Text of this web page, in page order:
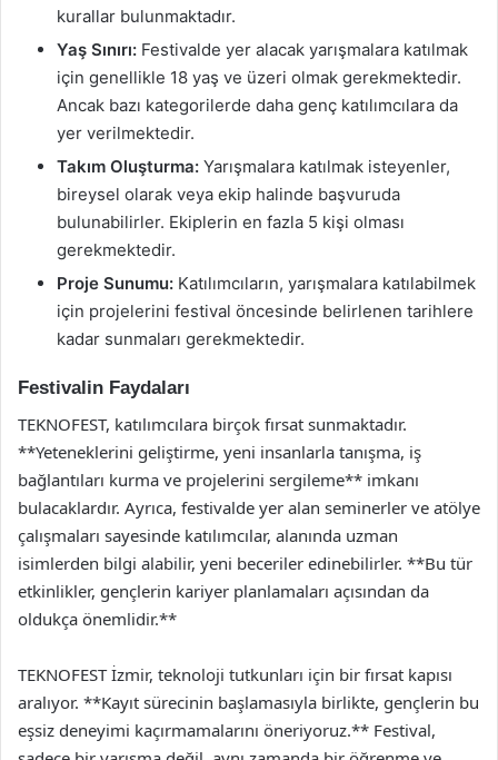
kurallar bulunmaktadır.
Yaş Sınırı: Festivalde yer alacak yarışmalara katılmak
için genellikle 18 yaş ve üzeri olmak gerekmektedir.
Ancak bazı kategorilerde daha genç katılımcılara da
yer verilmektedir.
Takım Oluşturma: Yarışmalara katılmak isteyenler,
bireysel olarak veya ekip halinde başvuruda
bulunabilirler. Ekiplerin en fazla 5 kişi olması
gerekmektedir.
Proje Sunumu: Katılımcıların, yarışmalara katılabilmek
için projelerini festival öncesinde belirlenen tarihlere
kadar sunmaları gerekmektedir.
Festivalin Faydaları
TEKNOFEST, katılımcılara birçok fırsat sunmaktadır.
**Yeteneklerini geliştirme, yeni insanlarla tanışma, iş
bağlantıları kurma ve projelerini sergileme** imkanı
bulacaklardır. Ayrıca, festivalde yer alan seminerler ve atölye
çalışmaları sayesinde katılımcılar, alanında uzman
isimlerden bilgi alabilir, yeni beceriler edinebilirler. **Bu tür
etkinlikler, gençlerin kariyer planlamaları açısından da
oldukça önemlidir.**
TEKNOFEST İzmir, teknoloji tutkunları için bir fırsat kapısı
aralıyor. **Kayıt sürecinin başlamasıyla birlikte, gençlerin bu
eşsiz deneyimi kaçırmamalarını öneriyoruz.** Festival,